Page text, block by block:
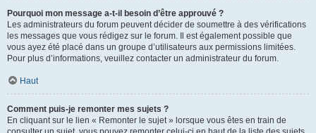
Pourquoi mon message a-t-il besoin d’être approuvé ?
Les administrateurs du forum peuvent décider de soumettre à des vérifications
les messages que vous rédigez sur le forum. Il est également possible que
vous ayez été placé dans un groupe d’utilisateurs aux permissions limitées.
Pour plus d’informations, veuillez contacter un administrateur du forum.
Haut
Comment puis-je remonter mes sujets ?
En cliquant sur le lien « Remonter le sujet » lorsque vous êtes en train de